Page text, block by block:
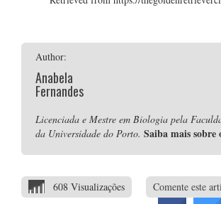
Author:
Anabela
Fernandes
Licenciada e Mestre em Biologia pela
da Universidade do Porto. Saiba mais sobre
608 Visualizações Comente este